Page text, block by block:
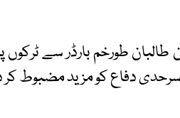
طالبان طورخم بارڈر سے
دفاع کو مزید مضبوط کر